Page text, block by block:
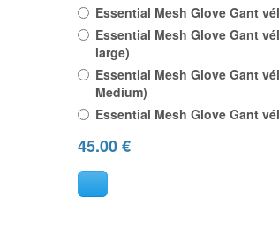
Essential Mesh Glove Gant
Essential Mesh Glove Gant
large)
Essential Mesh Glove Gant
Medium)
Essential Mesh Glove Gant
45.00€